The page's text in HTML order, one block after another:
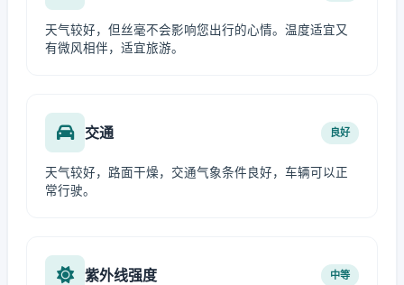
天气较好，但丝毫不会影响您出行的心情。温度适宜又
有微风相伴，适宜旅游。
交通 良好
天气较好，路面干燥，交通气象条件良好，车辆可以正
常行驶。
紫外线强度 中等